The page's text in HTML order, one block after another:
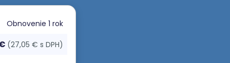
Obnovenie 1 rok
(27,05 € s DPH)